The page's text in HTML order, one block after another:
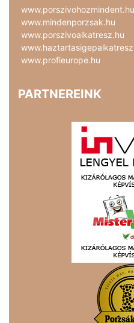
www.porszivohozmindent.hu
www.mindenporzsak.hu
www.porszivoalkatresz.hu
www.profieurope.hu
PARTNEREINK